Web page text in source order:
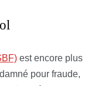
est encore plus
pour fraude,